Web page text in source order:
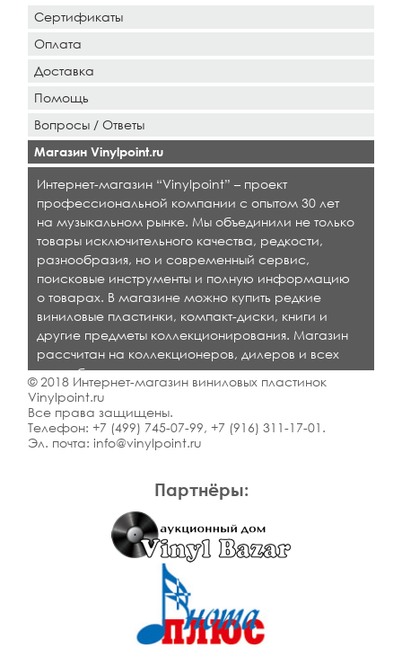
Партнёры:
Сертификаты
Оплата
Доставка
Помощь
Вопросы / Ответы
Магазин Vinylpoint.ru
Интернет-магазин “Vinylpoint” – проект
профессиональной компании с опытом 30 лет
на музыкальном рынке. Мы объединили не только
товары исключительного качества, редкости,
разнообразия, но и современный сервис,
поисковые инструменты и полную информацию
о товарах. В магазине можно купить редкие
виниловые пластинки, компакт-диски, книги и
другие предметы коллекционирования. Магазин
рассчитан на коллекционеров, дилеров и всех
кто любит качественную музыку.
© 2018 Интернет-магазин виниловых пластинок
Vinylpoint.ru
Все права защищены.
Телефон: +7 (499) 745-07-99, +7 (916) 311-17-01 .
Эл. почта: info@vinylpoint.ru